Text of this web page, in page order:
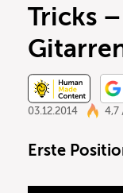
Tricks
03.12.2014
4,7
Erste